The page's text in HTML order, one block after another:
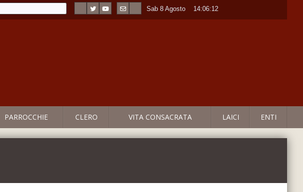
Sab 8 Agosto 14:06:12
PARROCCHIE CLERO VITA CONSACRATA LAICI ENTI